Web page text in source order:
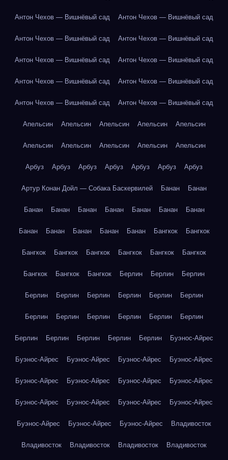
Антон Чехов — Вишнёвый сад Антон Чехов — Вишнёвый сад
Антон Чехов — Вишнёвый сад Антон Чехов — Вишнёвый сад
Антон Чехов — Вишнёвый сад Антон Чехов — Вишнёвый сад
Антон Чехов — Вишнёвый сад Антон Чехов — Вишнёвый сад
Антон Чехов — Вишнёвый сад Антон Чехов — Вишнёвый сад
Апельсин Апельсин Апельсин Апельсин Апельсин
Апельсин Апельсин Апельсин Апельсин Апельсин
Арбуз Арбуз Арбуз Арбуз Арбуз Арбуз Арбуз
Артур Конан Дойл — Собака Баскервилей Банан Банан
Банан Банан Банан Банан Банан Банан Банан
Банан Банан Банан Банан Банан Бангкок Бангкок
Бангкок Бангкок Бангкок Бангкок Бангкок Бангкок
Бангкок Бангкок Бангкок Берлин Берлин Берлин
Берлин Берлин Берлин Берлин Берлин Берлин
Берлин Берлин Берлин Берлин Берлин Берлин
Берлин Берлин Берлин Берлин Берлин Буэнос-Айрес
Буэнос-Айрес Буэнос-Айрес Буэнос-Айрес Буэнос-Айрес
Буэнос-Айрес Буэнос-Айрес Буэнос-Айрес Буэнос-Айрес
Буэнос-Айрес Буэнос-Айрес Буэнос-Айрес Буэнос-Айрес
Буэнос-Айрес Буэнос-Айрес Буэнос-Айрес Владивосток
Владивосток Владивосток Владивосток Владивосток